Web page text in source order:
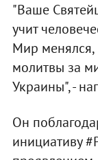
"Ваше
учит
Мир
молитвы за
Украины", -
Он
инициативу